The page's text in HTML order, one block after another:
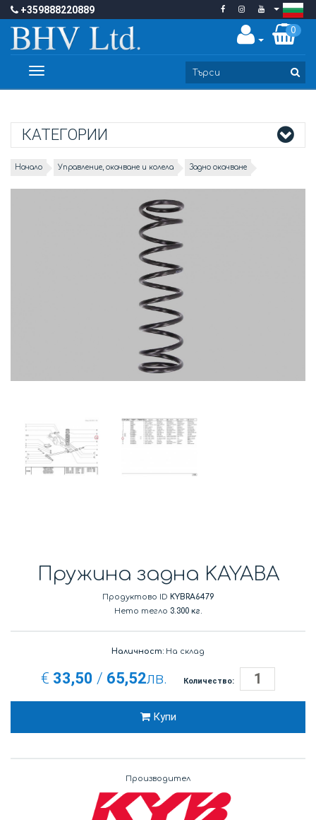
+359888220889
0
Toggle
КАТЕГОРИИ
Начало Управление, окачване и колела Задно окачване
Пружина задна KAYABA
Продуктово ID KYBRA6479
Нето тегло 3.300 кг.
Наличност: На склад
€ 33,50 / 65,52лв. Количество:
Купи
Производител